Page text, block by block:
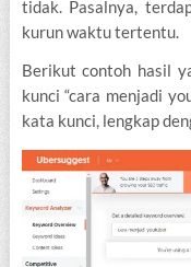
tidak. Pasalnya,
kurun waktu tertentu.
Berikut contoh hasil
kunci “cara menjadi
kata kunci, lengkap